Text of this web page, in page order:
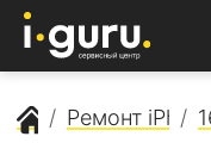
Сервисный
Ремонт